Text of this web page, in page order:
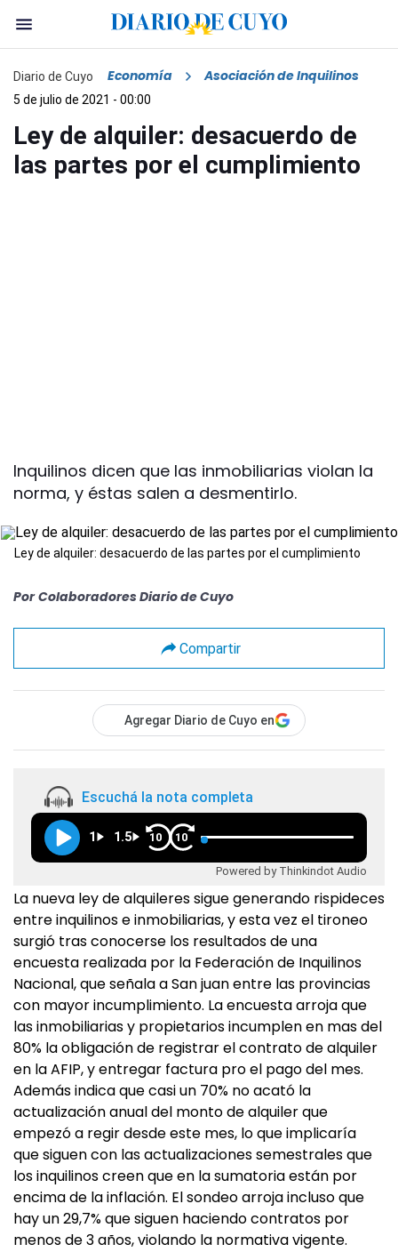
Diario de Cuyo Economía Asociación de Inquilinos
5 de julio de 2021 - 00:00
Ley de alquiler: desacuerdo de
las partes por el cumplimiento
Inquilinos dicen que las inmobiliarias violan la
norma, y éstas salen a desmentirlo.
Ley de alquiler: desacuerdo de las partes por el cumplimiento
Por Colaboradores Diario de Cuyo
Compartir
Agregar Diario de Cuyo en
Escuchá la nota completa
1 1.5 10 10
Powered by Thinkindot Audio
La nueva ley de alquileres sigue generando rispideces
entre inquilinos e inmobiliarias, y esta vez el tironeo
surgió tras conocerse los resultados de una
encuesta realizada por la Federación de Inquilinos
Nacional, que señala a San juan entre las provincias
con mayor incumplimiento. La encuesta arroja que
las inmobiliarias y propietarios incumplen en mas del
80% la obligación de registrar el contrato de alquiler
en la AFIP, y entregar factura pro el pago del mes.
Además indica que casi un 70% no acató la
actualización anual del monto de alquiler que
empezó a regir desde este mes, lo que implicaría
que siguen con las actualizaciones semestrales que
los inquilinos creen que en la sumatoria están por
encima de la inflación. El sondeo arroja incluso que
hay un 29,7% que siguen haciendo contratos por
menos de 3 años, violando la normativa vigente.